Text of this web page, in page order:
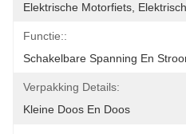
Elektrische Motorfiets,
Functie::
Schakelbare Spanning En
Verpakking Details:
Kleine Doos En Doos